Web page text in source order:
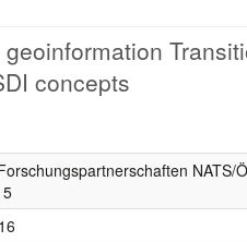
concepts
NATS/